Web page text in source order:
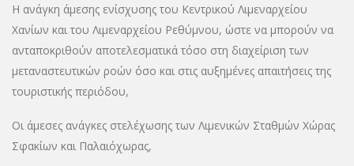
H ανάγκη άμεσης ενίσχυσης του Κεντρικού Λιμεναρχείου
Χανίων και του Λιμεναρχείου Ρεθύμνου, ώστε να μπορούν να
ανταποκριθούν αποτελεσματικά τόσο στη διαχείριση των
μεταναστευτικών ροών όσο και στις αυξημένες απαιτήσεις της
τουριστικής περιόδου,
Οι άμεσες ανάγκες στελέχωσης των Λιμενικών Σταθμών Χώρας
Σφακίων και Παλαιόχωρας,